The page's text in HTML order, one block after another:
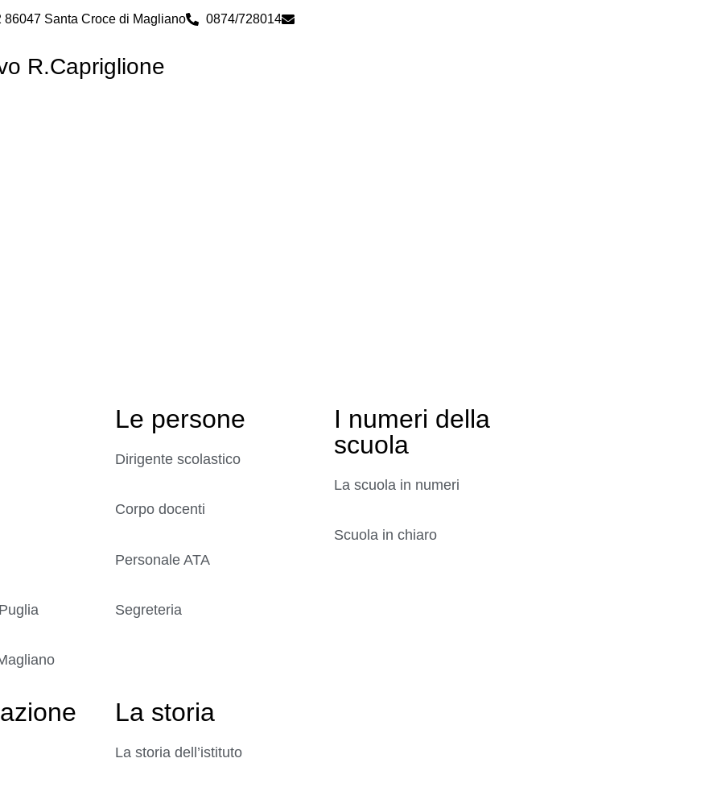
86047 Santa Croce di Magliano 0874/728014
R.Capriglione
Le persone
Dirigente scolastico
Corpo docenti
Personale ATA
Segreteria
I numeri della
scuola
La scuola in numeri
Scuola in chiaro
La storia
La storia dell’istituto